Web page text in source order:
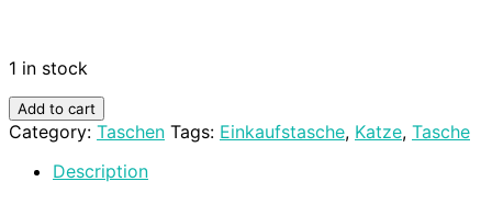
1 in stock
Add to cart
Category: Taschen Tags: Einkaufstasche, Katze, Tasche
Description